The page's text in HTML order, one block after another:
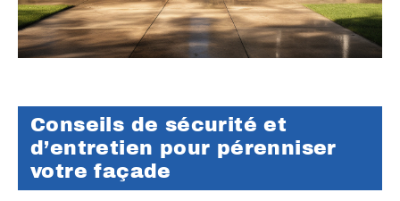
Conseils de sécurité et
d’entretien pour pérenniser
votre façade